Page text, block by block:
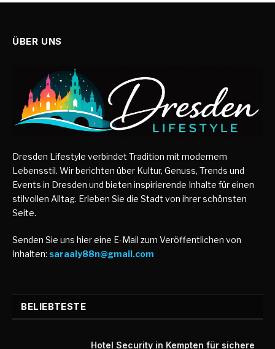
ÜBER UNS
Dresden Lifestyle verbindet Tradition mit modernem
Lebensstil. Wir berichten über Kultur, Genuss, Trends und
Events in Dresden und bieten inspirierende Inhalte für einen
stilvollen Alltag. Erleben Sie die Stadt von ihrer schönsten
Seite.
Senden Sie uns hier eine E-Mail zum Veröffentlichen von
Inhalten: saraaly88n@gmail.com
BELIEBTESTE
Hotel Security in Kempten für sichere